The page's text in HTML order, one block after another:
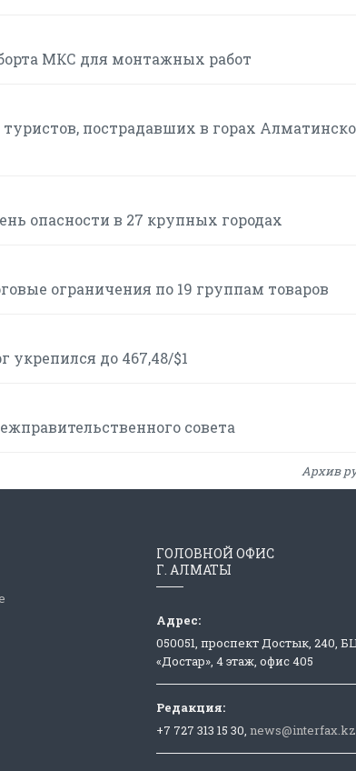
МКС для монтажных работ
пострадавших в горах
опасности в 27 крупных городах
ограничения по 19 группам товаров
укрепился до 467,48/$1
совета
Архив
ГОЛОВНОЙ ОФИС
Г. АЛМАТЫ
Адрес:
050051, проспект Достык, 240,
«Достар», 4 этаж, офис 405
Редакция:
+7 727 313 15 30, news@interfax.kz